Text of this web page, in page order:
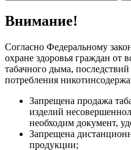
Внимание!
Согласно Федеральному
охране здоровья граждан от
табачного дыма,
потребления
Запрещена продажа
изделий
необходим документ,
Запрещена
продукции;